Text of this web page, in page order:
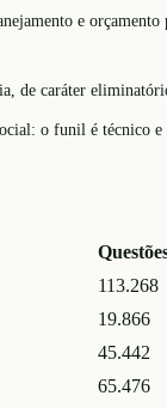
e
de caráter
o funil é técnico
113.268
19.866
45.442
65.476